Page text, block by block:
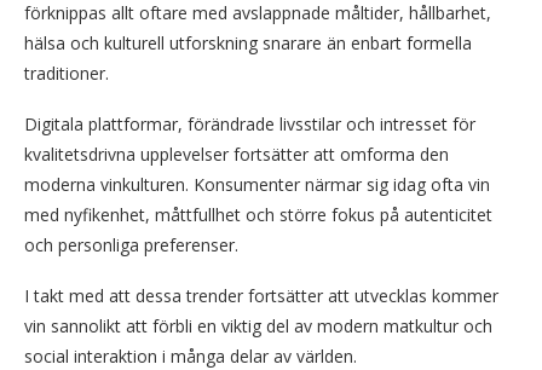
förknippas allt oftare med avslappnade måltider, hållbarhet,
hälsa och kulturell utforskning snarare än enbart formella
traditioner.
Digitala plattformar, förändrade livsstilar och intresset för
kvalitetsdrivna upplevelser fortsätter att omforma den
moderna vinkulturen. Konsumenter närmar sig idag ofta vin
med nyfikenhet, måttfullhet och större fokus på autenticitet
och personliga preferenser.
I takt med att dessa trender fortsätter att utvecklas kommer
vin sannolikt att förbli en viktig del av modern matkultur och
social interaktion i många delar av världen.